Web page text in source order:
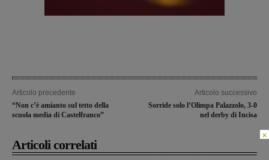
Articolo precedente
“Non c’è amianto sul tetto della
scuola media di Castelfranco”
Articolo successivo
Sorride solo l’Olimpa Palazzolo, 3-0
nel derby di Incisa
Articoli correlati
×